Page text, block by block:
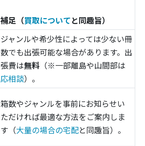
補足（買取についてと同趣旨）
ジャンルや希少性によっては少ない冊
数でも出張可能な場合があります。出
張費は無料 （※一部離島や山間部は
応相談）。
箱数やジャンルを事前にお知らせい
ただければ最適な方法をご案内しま
す（大量の場合の宅配と同趣旨）。